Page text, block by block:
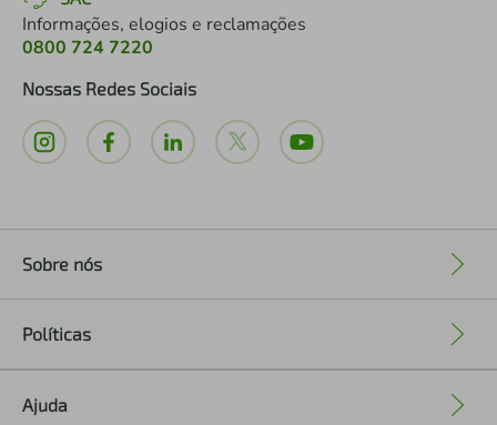
Informações, elogios e reclamações
0800 724 7220
Nossas Redes Sociais
Sobre nós
Políticas
Ajuda